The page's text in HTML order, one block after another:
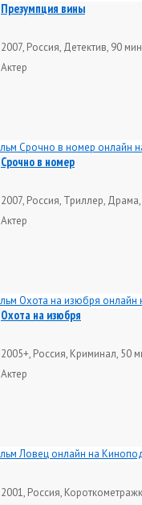
Презумпция вины
2007, Россия, Детектив, 90
Актер
Срочно в номер
2007, Россия, Триллер,
Актер
Охота на изюбря
2005+, Россия, Криминал, 50
Актер
2001, Россия,